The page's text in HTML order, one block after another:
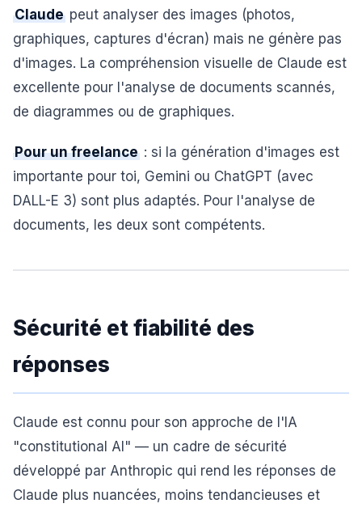
Claude peut analyser des images (photos,
graphiques, captures d'écran) mais ne génère pas
d'images. La compréhension visuelle de Claude est
excellente pour l'analyse de documents scannés,
de diagrammes ou de graphiques.
Pour un freelance : si la génération d'images est
importante pour toi, Gemini ou ChatGPT (avec
DALL-E 3) sont plus adaptés. Pour l'analyse de
documents, les deux sont compétents.
Sécurité et fiabilité des
réponses
Claude est connu pour son approche de l'IA
"constitutional AI" — un cadre de sécurité
développé par Anthropic qui rend les réponses de
Claude plus nuancées, moins tendancieuses et